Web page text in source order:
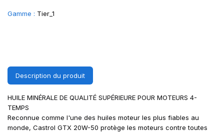
Gamme : Tier_1
Description du produit
HUILE MINÉRALE DE QUALITÉ SUPÉRIEURE POUR MOTEURS 4-
TEMPS
Reconnue comme l'une des huiles moteur les plus fiables au
monde, Castrol GTX 20W-50 protège les moteurs contre toutes